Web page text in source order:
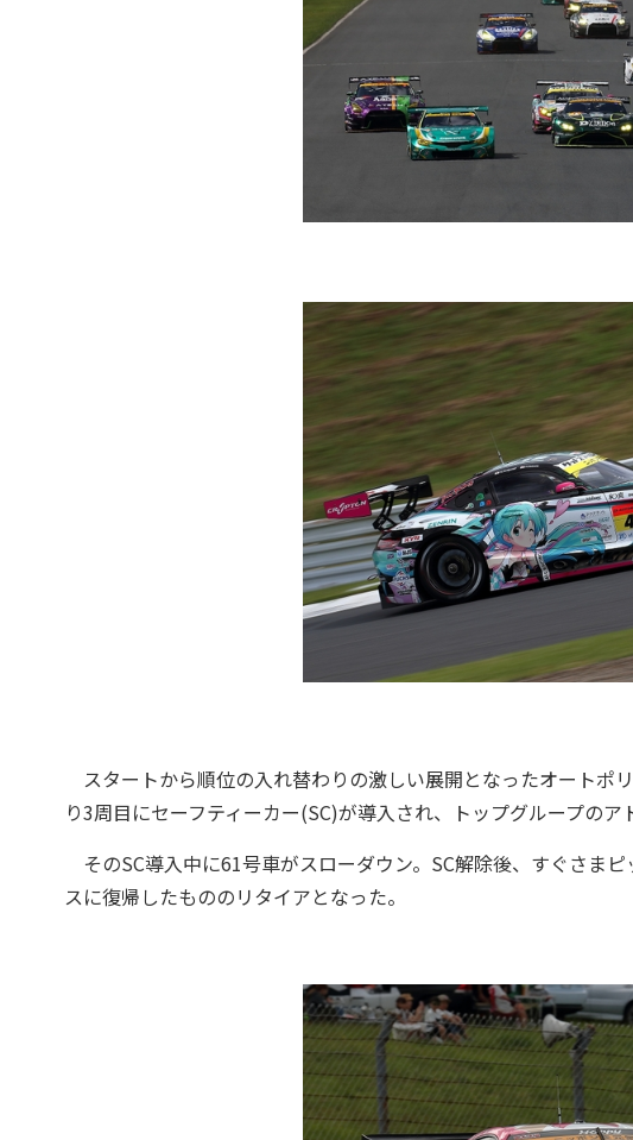
スタートから順位の入れ替わりの激しい展開となったオートポ
り3周目にセーフティーカー(SC)が導入され、トップグループのア
そのSC導入中に61号車がスローダウン。SC解除後、すぐさま
スに復帰したもののリタイアとなった。